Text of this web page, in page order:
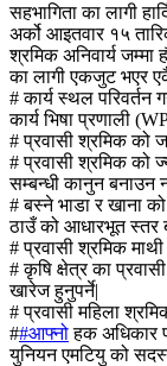
सहभागिता का लागी
अर्को आइतवार १५
श्रमिक अनिवार्य जम्मा
का लागी एकजुट भएर
# कार्य स्थल परिवर्तन
कार्य भिषा प्रणाली
# प्रवासी श्रमिक को
# प्रवासी श्रमिक को
सम्बन्धी कानुन बनाउन
# बस्ने भाडा र खाना
ठाउँ को आधारभूत स्तर
# प्रवासी श्रमिक
# कृषि क्षेत्र का
खारेज हुनुपर्ने|
# प्रवासी महिला
##आफ्नोहक अधिकार
युनियन एमटियु को